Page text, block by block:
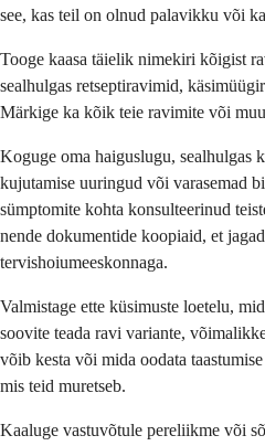
see, kas teil on olnud palavikku või
Tooge kaasa täielik nimekiri kõigist
sealhulgas retseptiravimid,
Märkige ka kõik teie ravimite või
Koguge oma haiguslugu, sealhulgas
kujutamise uuringud või varasemad
sümptomite kohta konsulteerinud
nende dokumentide koopiaid, et
tervishoiumeeskonnaga.
Valmistage ette küsimuste loetelu,
soovite teada ravi variante,
võib kesta või mida oodata
mis teid muretseb.
Kaaluge vastuvõtule pereliikme või